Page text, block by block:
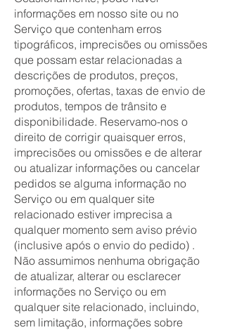
informações em nosso site ou no
Serviço que contenham erros
tipográficos, imprecisões ou omissões
que possam estar relacionadas a
descrições de produtos, preços,
promoções, ofertas, taxas de envio de
produtos, tempos de trânsito e
disponibilidade. Reservamo-nos o
direito de corrigir quaisquer erros,
imprecisões ou omissões e de alterar
ou atualizar informações ou cancelar
pedidos se alguma informação no
Serviço ou em qualquer site
relacionado estiver imprecisa a
qualquer momento sem aviso prévio
(inclusive após o envio do pedido) .
Não assumimos nenhuma obrigação
de atualizar, alterar ou esclarecer
informações no Serviço ou em
qualquer site relacionado, incluindo,
sem limitação, informações sobre